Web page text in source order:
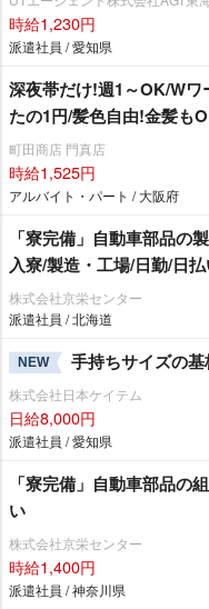
時給1,230円
派遣社員 / 愛知県
深夜帯だけ!週1～OK/W
たの1円/髪色自由!金髪も
町田商店 門真店
時給1,525円
アルバイト・パート / 大阪府
「寮完備」自動車部品の
入寮/製造・工場/日勤/日
株式会社京栄センター
派遣社員 / 北海道
NEW 手持ちサイズの
株式会社日本ケイテム
日給8,000円
派遣社員 / 愛知県
「寮完備」自動車部品の
い
株式会社京栄センター
時給1,400円
派遣社員 / 神奈川県